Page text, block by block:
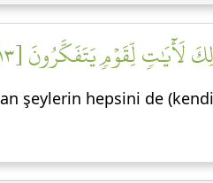
لَأٓيَٰتٖ لِّقَوۡمٖ يَتَفَكَّرُونَ [١٣]
şeylerin hepsini de